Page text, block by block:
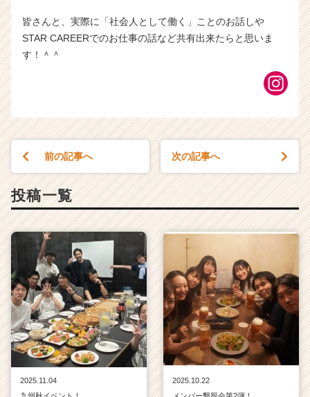
皆さんと、実際に「社会人として働く」ことのお話しや
STAR CAREERでのお仕事の話など共有出来たらと思いま
す！＾＾
前の記事へ 次の記事へ
投稿一覧
2025.11.04
2025.10.22